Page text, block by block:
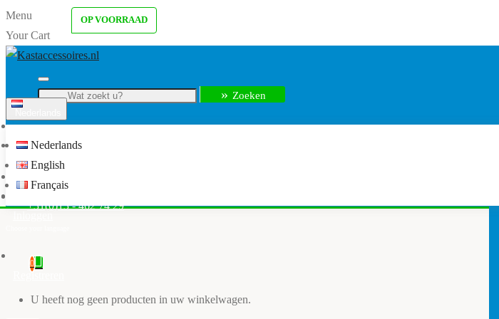
Menu
Your Cart
Zoeken
Nederlands
English
Français
info@kastaccessoires.nl
+31(0)13 - 462 74 29
0
U heeft nog geen producten in uw winkelwagen.
Menu
Registreren
OP VOORRAAD